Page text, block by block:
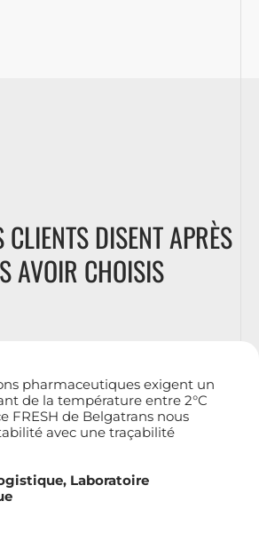
CLIENTS DISENT APRÈS
AVOIR CHOISIS
pharmaceutiques exigent un
de la température entre 2°C
FRESH de Belgatrans nous
avec une traçabilité
Laboratoire